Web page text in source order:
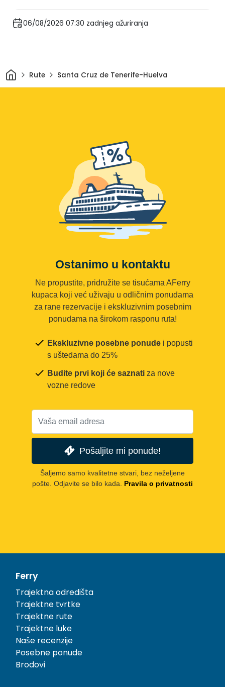
06/08/2026 07:30 zadnjeg ažuriranja
DomRute Santa Cruz de Tenerife-Huelva
Ostanimo u kontaktu
Ne propustite, pridružite se tisućama AFerry
kupaca koji već uživaju u odličnim ponudama
za rane rezervacije i ekskluzivnim posebnim
ponudama na širokom rasponu ruta!
Ekskluzivne posebne ponude i popusti
s uštedama do 25%
Budite prvi koji će saznati za nove
vozne redove
Pošaljite mi ponude!
Šaljemo samo kvalitetne stvari, bez neželjene
pošte. Odjavite se bilo kada.
Pravila o privatnosti
Ferry
Trajektna odredišta
Trajektne tvrtke
Trajektne rute
Trajektne luke
Naše recenzije
Posebne ponude
Brodovi